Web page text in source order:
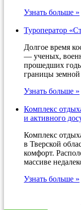
Узнать больше »
Туроператор
Долгое время
— ученых,
прошедших
границы земной
Узнать больше »
Комплекс
и активного
Комплекс
в Тверской
комфорт.
массиве
Узнать больше »